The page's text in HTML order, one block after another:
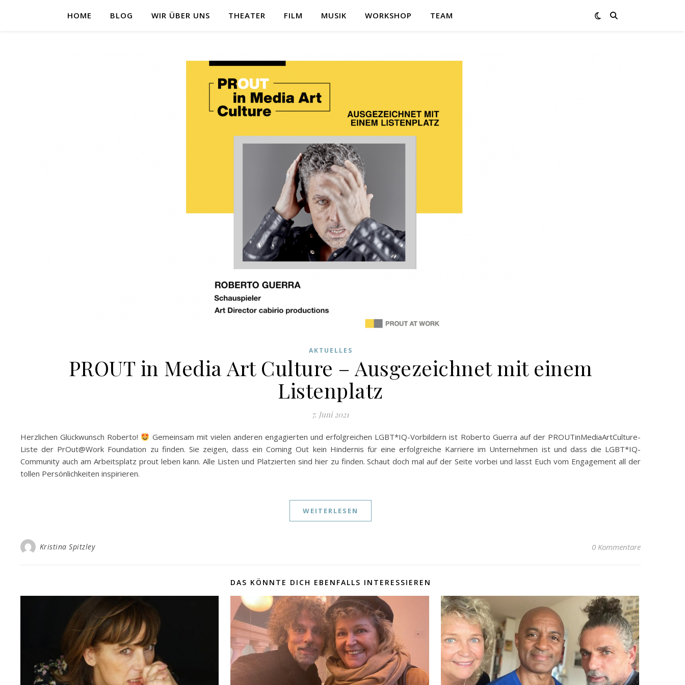
HOME BLOG WIR ÜBER UNS THEATER FILM MUSIK WORKSHOP TEAM
AKTUELLES
PROUT in Media Art Culture – Ausgezeichnet mit einem
Listenplatz
7. Juni 2021
Herzlichen Glückwunsch Roberto!
Gemeinsam mit vielen anderen engagierten und erfolgreichen LGBT*IQ-Vorbildern ist Roberto Guerra auf der PROUTinMediaArtCulture-
Liste der PrOut@Work Foundation zu finden. Sie zeigen, dass ein Coming Out kein Hindernis für eine erfolgreiche Karriere im Unternehmen ist und dass die LGBT*IQ-
Community auch am Arbeitsplatz prout leben kann. Alle Listen und Platzierten sind hier zu finden. Schaut doch mal auf der Seite vorbei und lasst Euch vom Engagement all der
tollen Persönlichkeiten inspirieren.
WEITERLESEN
Kristina Spitzley 0 Kommentare
DAS KÖNNTE DICH EBENFALLS INTERESSIEREN